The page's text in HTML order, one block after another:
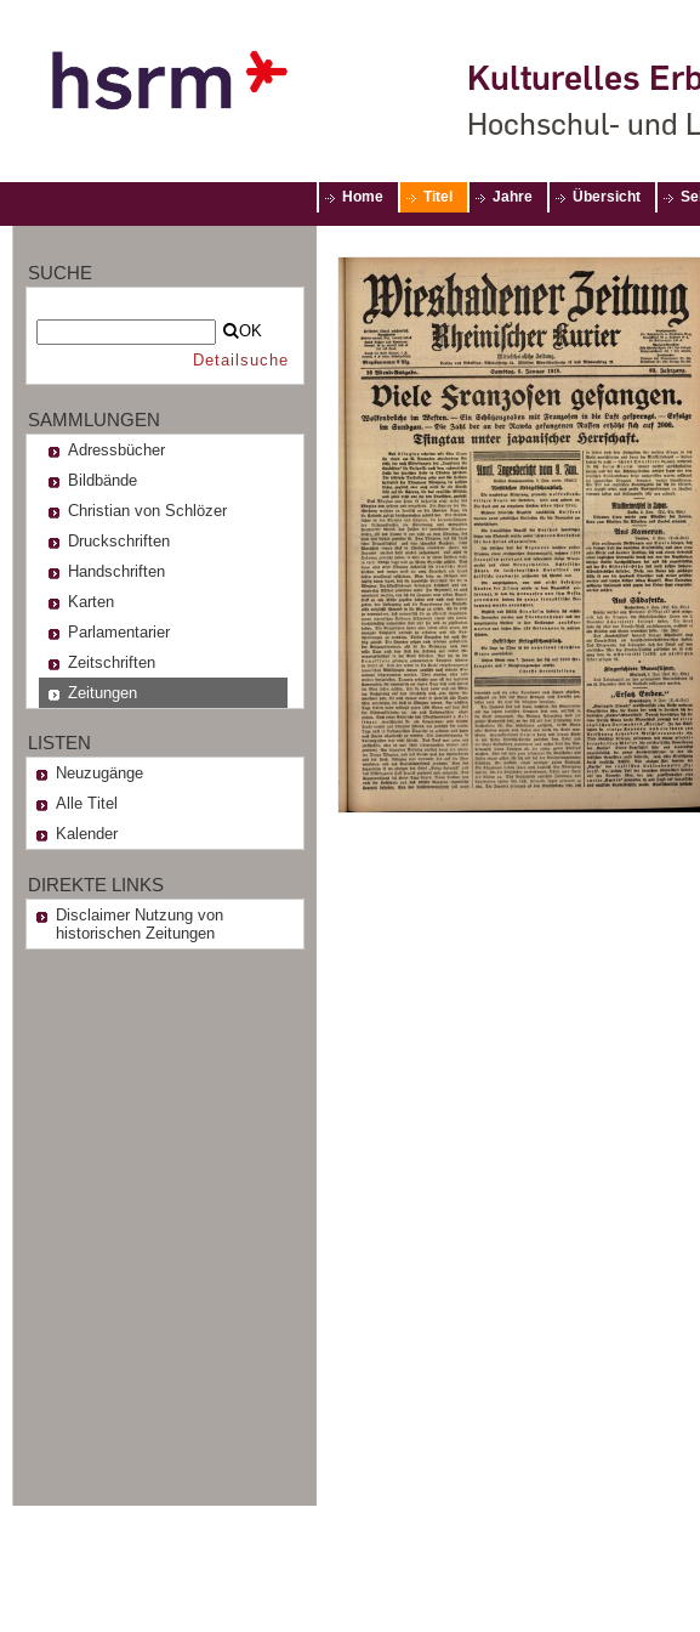
Kulturelles
Hochschul- und
Home Titel Jahre Übersicht
SUCHE
OK
Detailsuche
SAMMLUNGEN
Adressbücher
Bildbände
Christian von Schlözer
Druckschriften
Handschriften
Karten
Parlamentarier
Zeitschriften
Zeitungen
LISTEN
Neuzugänge
Alle Titel
Kalender
DIREKTE LINKS
Disclaimer Nutzung von
historischen Zeitungen